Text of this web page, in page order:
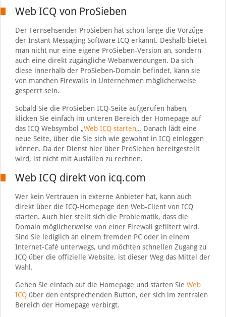
Web ICQ von ProSieben
Der Fernsehsender ProSieben hat schon lange die Vorzüge
der Instant Messaging Software ICQ erkannt. Deshalb bietet
man nicht nur eine eigene ProSieben-Version an, sondern
auch eine direkt zugängliche Webanwendungen. Da sich
diese innerhalb der ProSieben-Domain befindet, kann sie
von manchen Firewalls in Unternehmen möglicherweise
gesperrt sein.
Sobald Sie die ProSieben ICQ-Seite aufgerufen haben,
klicken Sie einfach im unteren Bereich der Homepage auf
das ICQ Websymbol „Web ICQ starten„. Danach lädt eine
neue Seite, über die Sie sich wie gewohnt in ICQ einloggen
können. Da der Dienst hier über ProSieben bereitgestellt
wird, ist nicht mit Ausfällen zu rechnen.
Web ICQ direkt von icq.com
Wer kein Vertrauen in externe Anbieter hat, kann auch
direkt über die ICQ-Homepage den Web-Client von ICQ
starten. Auch hier stellt sich die Problematik, dass die
Domain möglicherweise von einer Firewall gefiltert wird.
Sind Sie lediglich an einem fremden PC oder in einem
Internet-Café unterwegs, und möchten schnellen Zugang zu
ICQ über die offizielle Website, ist dieser Weg das Mittel der
Wahl.
Gehen Sie einfach auf die Homepage und starten Sie Web
ICQüber den entsprechenden Button, der sich im zentralen
Bereich der Homepage verbirgt.